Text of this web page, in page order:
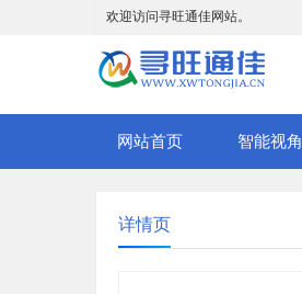
欢迎访问寻旺通佳网站。
网站首页 智能视角
详情页